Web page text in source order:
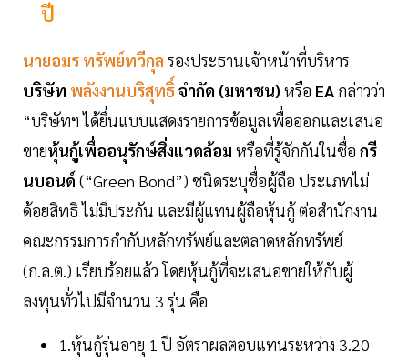
ปี
นายอมร ทรัพย์ทวีกุล รองประธานเจ้าหน้าที่บริหาร
บริษัท พลังงานบริสุทธิ์จำกัด (มหาชน) หรือ EA กล่าวว่า
“บริษัทฯ ได้ยื่นแบบแสดงรายการข้อมูลเพื่อออกและเสนอ
ขายหุ้นกู้เพื่ออนุรักษ์สิ่งแวดล้อม หรือที่รู้จักกันในชื่อ กรี
นบอนด์ (“Green Bond”) ชนิดระบุชื่อผู้ถือ ประเภทไม่
ด้อยสิทธิ ไม่มีประกัน และมีผู้แทนผู้ถือหุ้นกู้ ต่อสำนักงาน
คณะกรรมการกำกับหลักทรัพย์และตลาดหลักทรัพย์
(ก.ล.ต.) เรียบร้อยแล้ว โดยหุ้นกู้ที่จะเสนอขายให้กับผู้
ลงทุนทั่วไปมีจำนวน 3 รุ่น คือ
1.หุ้นกู้รุ่นอายุ 1 ปี อัตราผลตอบแทนระหว่าง 3.20 -